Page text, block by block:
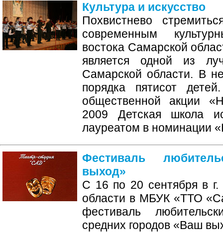
Культура и искусство
Похвистнево
современным
востока Самарской
является одной из
Самарской области. В
порядка пятисот
общественной акции
2009 Детская школа
лауреатом в номинации
Фестиваль
выход»
С 16 по 20 сентября в
области в МБУК «ТТО
фестиваль
средних городов «Ваш